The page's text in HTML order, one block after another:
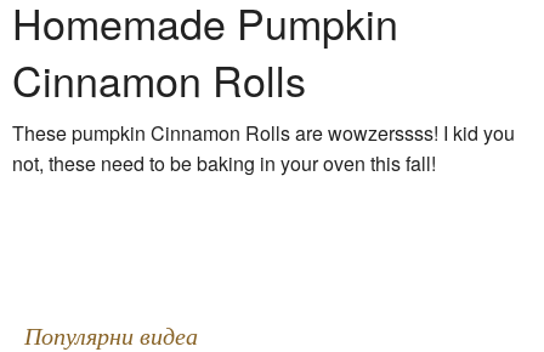
1:53
Taco Braid
Homemade Pumpkin
Cinnamon Rolls
These pumpkin Cinnamon Rolls are wowzerssss! I kid you
not, these need to be baking in your oven this fall!
Популярни видеа